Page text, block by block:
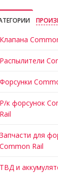
Клапана
Распылители
Форсунки
Р/к форсунок
Rail
Запчасти для
Common Rail
ТВД и